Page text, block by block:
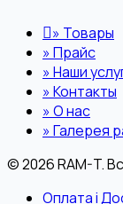
» Товары
»Прайс
»Наши
»Контакты
»О нас
»Галерея
© 2026 RAM-T.
Оплата і